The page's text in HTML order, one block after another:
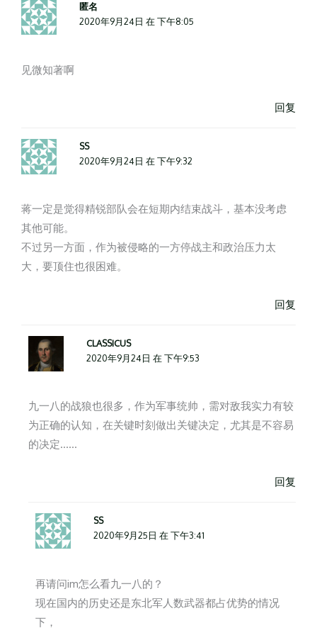
匿名
2020年9月24日 在 下午8:05
见微知著啊
回复
SS
2020年9月24日 在 下午9:32
蒋一定是觉得精锐部队会在短期内结束战斗，基本没考虑
其他可能。
不过另一方面，作为被侵略的一方停战主和政治压力太
大，要顶住也很困难。
回复
CLASSICUS
2020年9月24日 在 下午9:53
九一八的战狼也很多，作为军事统帅，需对敌我实力有较
为正确的认知，在关键时刻做出关键决定，尤其是不容易
的决定……
回复
SS
2020年9月25日 在 下午3:41
再请问im怎么看九一八的？
现在国内的历史还是东北军人数武器都占优势的情况
下，